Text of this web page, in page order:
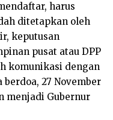
harus
ditetapkan oleh
keputusan
pusat atau DPP
komunikasi dengan
berdoa, 27 November
menjadi Gubernur